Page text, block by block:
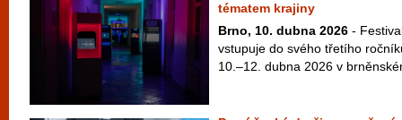
tématem krajiny
Brno, 10. dubna 2026 -
vstupuje do svého třetího
10.–12. dubna 2026 v